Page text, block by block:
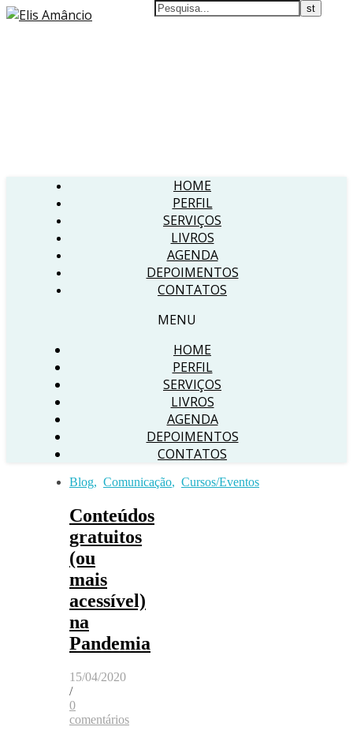
HOME
PERFIL
SERVIÇOS
LIVROS
AGENDA
DEPOIMENTOS
CONTATOS
MENU
HOME
PERFIL
SERVIÇOS
LIVROS
AGENDA
DEPOIMENTOS
CONTATOS
Blog, Comunicação, Cursos/Eventos
Conteúdos
gratuitos
(ou
mais
acessível)
na
Pandemia
15/04/2020
/
0
comentários